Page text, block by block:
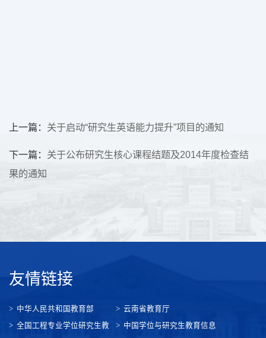
上一篇： 关于启动“研究生英语能力提升”项目的通知
下一篇： 关于公布研究生核心课程结题及2014年度检查结
果的通知
友情链接
中华人民共和国教育部
云南省教育厅
全国工程专业学位研究生教
中国学位与研究生教育信息